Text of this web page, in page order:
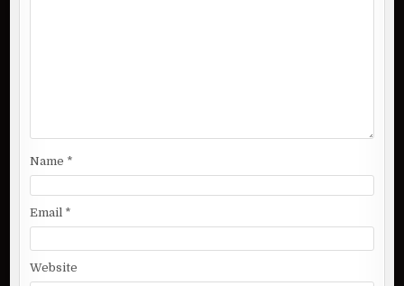
Name *
Email *
Website